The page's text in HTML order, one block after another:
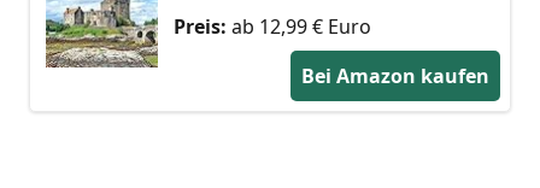
Preis: ab 12,99 € Euro
Bei Amazon kaufen